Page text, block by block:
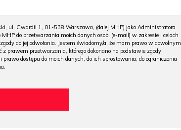
ul. Gwardii 1, 01-538 Warszawa, (dalej MHP) jako Administratora
do przetwarzania moich danych osob. (e-mail) w zakresie i celach
do jej odwołania. Jestem świadomy/a, że mam prawo w dowolnym
z prawem przetwarzania, którego dokonano na podstawie zgody
dostępu do moich danych, do ich sprostowania, do ograniczenia